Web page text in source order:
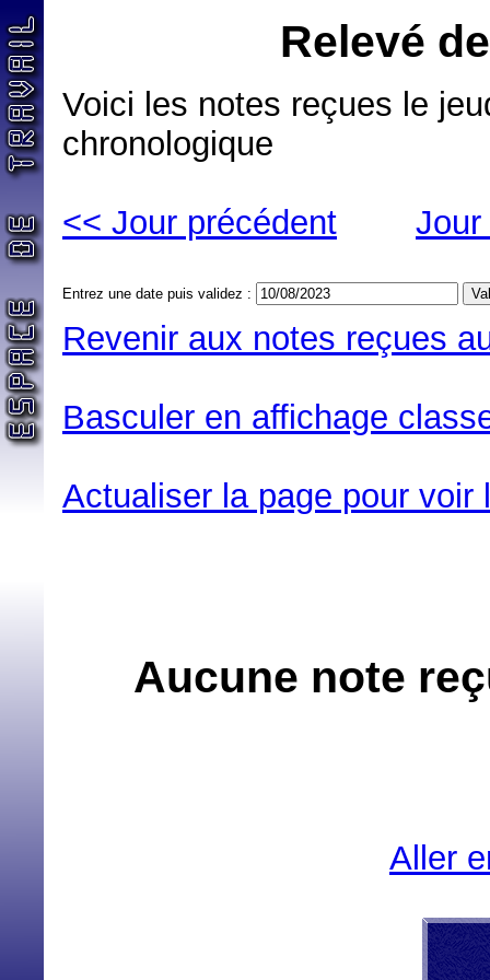
Relevé
Voici les notes reçues le
chronologique
<< Jour précédent
Entrez une date puis validez :
Revenir aux notes reçues
Basculer en affichage
Actualiser la page pour
Aucune note
Aller